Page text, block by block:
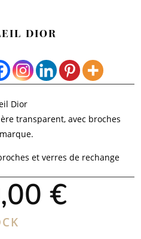
DIOR
Dior
transparent, avec broches
et verres de rechange
:
€Le